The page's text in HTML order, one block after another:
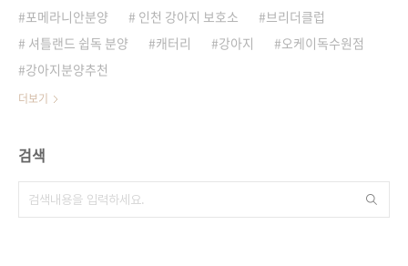
포메라니안분양
인천 강아지 보호소
브리더클럽
셔틀랜드 쉽독 분양
캐터리 강아지
오케이독수원점
강아지분양추천
더보기
검색